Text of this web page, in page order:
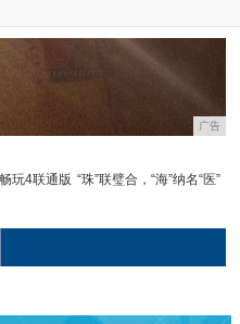
广告
玩4联通版 “珠”联璧合，“海”纳名“医”